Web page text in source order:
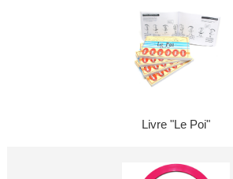
Livre "Le Poi"